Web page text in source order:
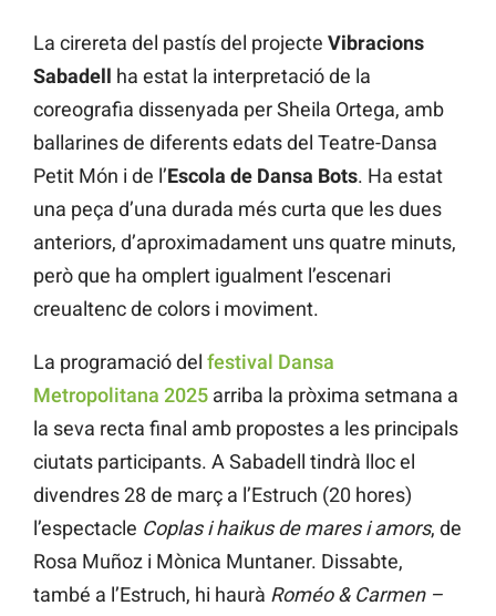
La cirereta del pastís del projecte Vibracions
Sabadell ha estat la interpretació de la
coreografia dissenyada per Sheila Ortega, amb
ballarines de diferents edats del Teatre-Dansa
Petit Món i de l’Escola de Dansa Bots. Ha estat
una peça d’una durada més curta que les dues
anteriors, d’aproximadament uns quatre minuts,
però que ha omplert igualment l’escenari
creualtenc de colors i moviment.
La programació del festival Dansa
Metropolitana 2025 arriba la pròxima setmana a
la seva recta final amb propostes a les principals
ciutats participants. A Sabadell tindrà lloc el
divendres 28 de març a l’Estruch (20 hores)
l’espectacle Coplas i haikus de mares i amors, de
Rosa Muñoz i Mònica Muntaner. Dissabte,
també a l’Estruch, hi haurà Roméo & Carmen –